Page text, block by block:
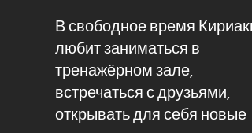
В свободное время Кириаки
любит заниматься в
тренажёрном зале,
встречаться с друзьями,
открывать для себя новые